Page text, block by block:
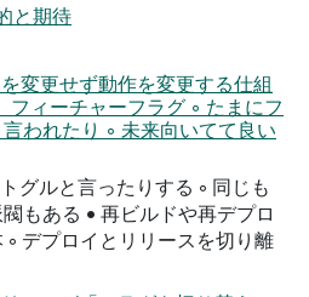
と期待
変更せず動作を変更する仕組
ィーチャーフラグ ◦ たまにフ
われたり ◦ 未来向いてて良い
グルと言ったりする ◦ 同じも
もある • 再ビルドや再デプロ
◦ デプロイとリリースを切り離